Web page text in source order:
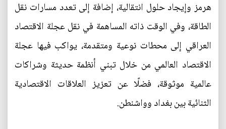
هرمز وإيجاد حلول انتقالية، إضافة إلى تعدد مسارات نقل
الطاقة، وفي الوقت ذاته المساهمة في نقل عجلة الاقتصاد
العراقي إلى محطات نوعية ومتقدمة، يواكب فيها عجلة
الاقتصاد العالمي من خلال تبني أنظمة حديثة وشراكات
عالمية موثوقة، فضلًا عن تعزيز العلاقات الاقتصادية
الثنائية بين بغداد وواشنطن.